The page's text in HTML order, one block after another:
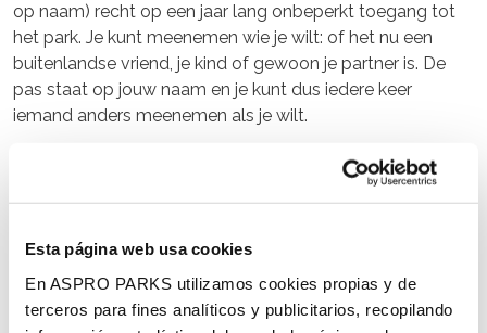
Esta página web usa cookies
En ASPRO PARKS utilizamos cookies propias y de
terceros para fines analíticos y publicitarios, recopilando
op naam) recht op een jaar lang onbeperkt toegang tot
het park. Je kunt meenemen wie je wilt: of het nu een
buitenlandse vriend, je kind of gewoon je partner is. De
pas staat op jouw naam en je kunt dus iedere keer
iemand anders meenemen als je wilt.
Gezinspas € 205,- (2 volwassen + 2 kinderen tot 12
hele gezin. Je hebt onbeperkte entree tot het park. Je
ontvangt één pas voor vier personen. De pas is
persoonsgebonden. Ook grootouders kunnen gebruik